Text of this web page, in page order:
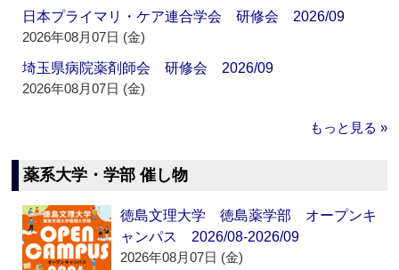
日本プライマリ・ケア連合学会 研修会 2026/09
2026年08月07日 (金)
埼玉県病院薬剤師会 研修会 2026/09
2026年08月07日 (金)
もっと見る »
薬系大学・学部 催し物
徳島文理大学 徳島薬学部 オープンキ
ャンパス 2026/08-2026/09
2026年08月07日 (金)